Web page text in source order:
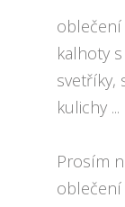
oblečení
kalhoty
svetříky,
kulichy ...
Prosím
oblečení